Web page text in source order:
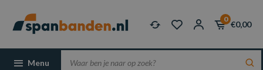
0
€0,00
Menu